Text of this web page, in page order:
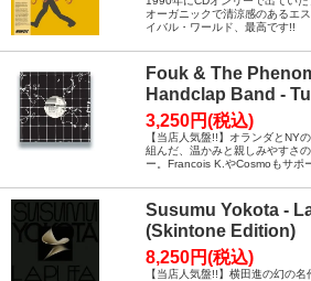
オーガニックで清涼感のあるエ
イバル・ワールド、最高です!!
Fouk & The
Handclap Band -
3,250円(税込)
【当店人気盤!!】オランダとNY
組んだ、温かみと親しみやすさ
ー。Francois K.やCosmoもサポ
Susumu Yokota -
(Skintone Edition)
8,250円(税込)
【当店人気盤!!】横田進の幻の